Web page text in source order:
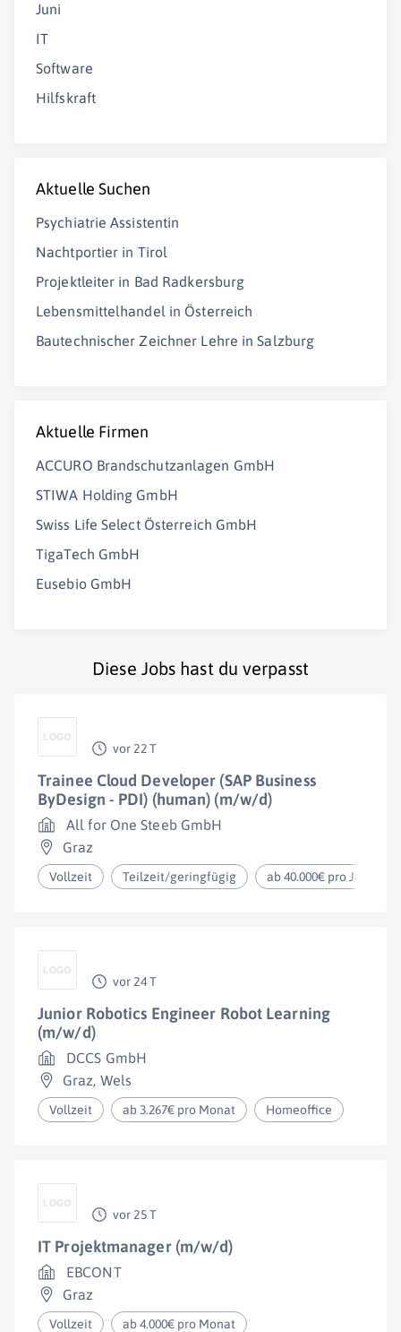
Juni
IT
Software
Hilfskraft
Aktuelle Suchen
Psychiatrie Assistentin
Nachtportier in Tirol
Projektleiter in Bad Radkersburg
Lebensmittelhandel in Österreich
Bautechnischer Zeichner Lehre in Salzburg
Aktuelle Firmen
ACCURO Brandschutzanlagen GmbH
STIWA Holding GmbH
Swiss Life Select Österreich GmbH
TigaTech GmbH
Eusebio GmbH
Diese Jobs hast du verpasst
vor 22 T
Trainee Cloud Developer (SAP Business
ByDesign - PDI) (human) (m/w/d)
All for One Steeb GmbH
Graz
Vollzeit Teilzeit/geringfügig ab 40.000€ pro Jahr
vor 24 T
Junior Robotics Engineer Robot Learning
(m/w/d)
DCCS GmbH
Graz, Wels
Vollzeit ab 3.267€ pro Monat Homeoffice
vor 25 T
IT Projektmanager (m/w/d)
EBCONT
Graz
Vollzeit ab 4.000€ pro Monat